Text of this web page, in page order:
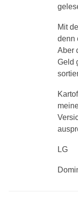
Mit
denn
Aber
Geld
LG